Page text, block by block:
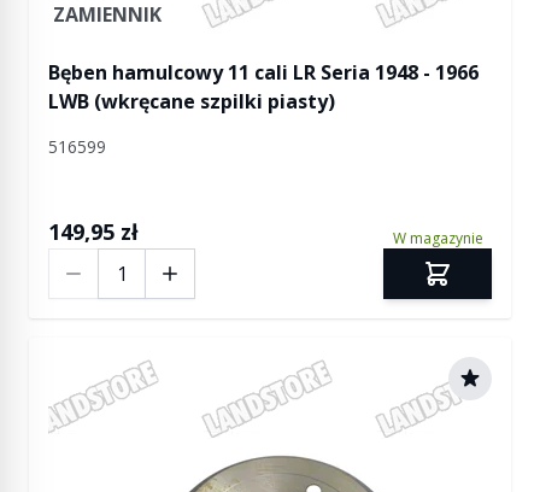
ZAMIENNIK
Bęben hamulcowy 11 cali LR Seria 1948 - 1966
LWB (wkręcane szpilki piasty)
516599
149,95 zł W magazynie